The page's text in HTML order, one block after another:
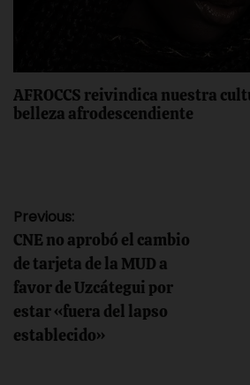
AFROCCS reivindica nuestra
belleza afrodescendiente
Navegación
de
entradas
Previous:
CNE no aprobó el cambio
de tarjeta de la MUD a
favor de Uzcátegui por
estar «fuera del lapso
establecido»